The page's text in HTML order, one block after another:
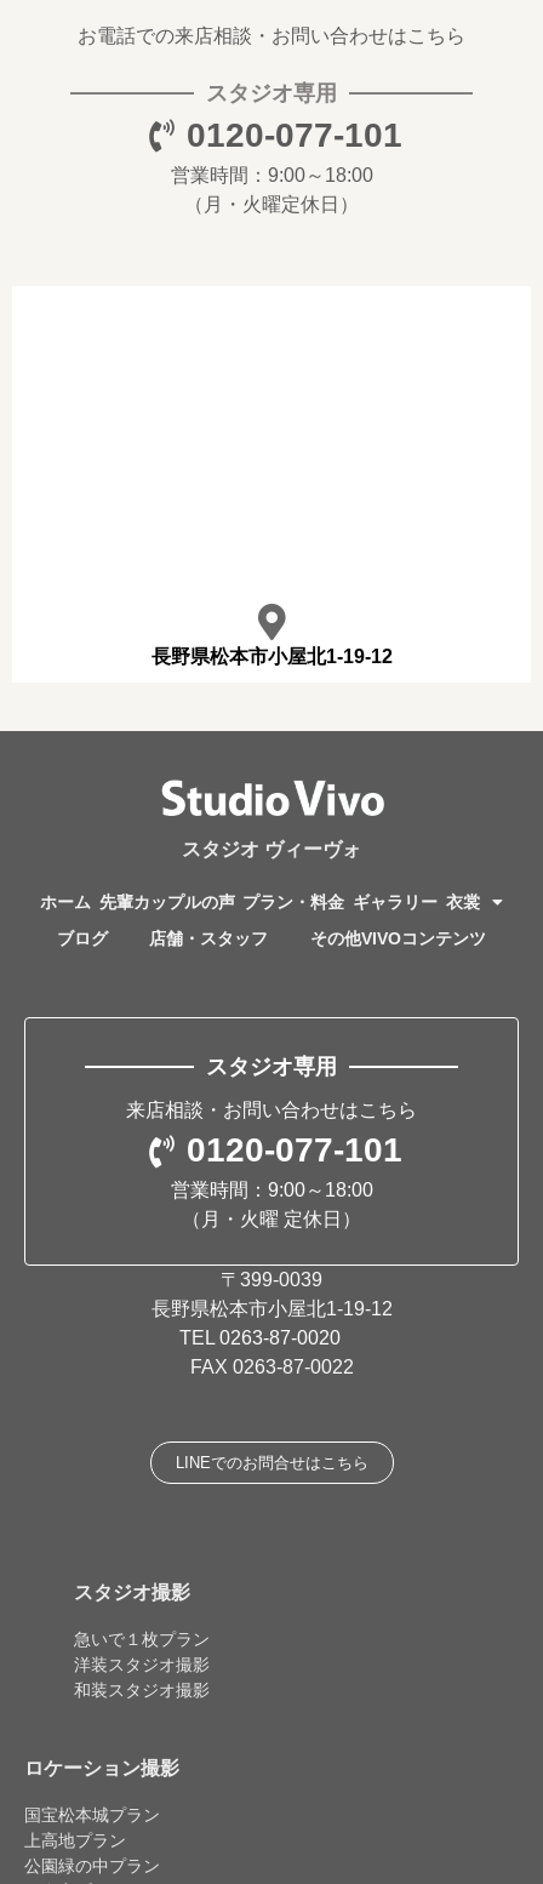
お電話での来店相談・お問い合わせはこちら
スタジオ専用
0120-077-101
営業時間：9:00～18:00
（月・火曜定休日）
長野県松本市小屋北1-19-12
スタジオ ヴィーヴォ
ホーム 先輩カップルの声 プラン・料金 ギャラリー 衣裳
ブログ
店舗・スタッフ その他VIVOコンテンツ
スタジオ専用
来店相談・お問い合わせはこちら
0120-077-101
営業時間：9:00～18:00
（月・火曜 定休日）
〒399-0039
長野県松本市小屋北1-19-12
TEL 0263-87-0020
FAX 0263-87-0022
LINEでのお問合せはこちら
スタジオ撮影
急いで１枚プラン
洋装スタジオ撮影
和装スタジオ撮影
ロケーション撮影
国宝松本城プラン
上高地プラン
公園緑の中プラン